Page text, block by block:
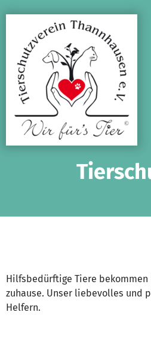
Hilfsbedürftige Tiere
zuhause. Unser liebevolles und
Helfern.